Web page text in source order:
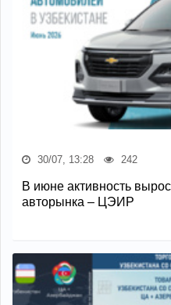
30/07, 13:28 242
В июне активность
авторынка – ЦЭИР